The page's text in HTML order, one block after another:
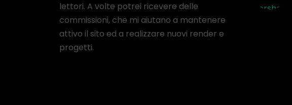
lettori. A volte potrei ricevere delle
commissioni, che mi aiutano a mantenere
attivo il sito ed a realizzare nuovi render e
progetti.